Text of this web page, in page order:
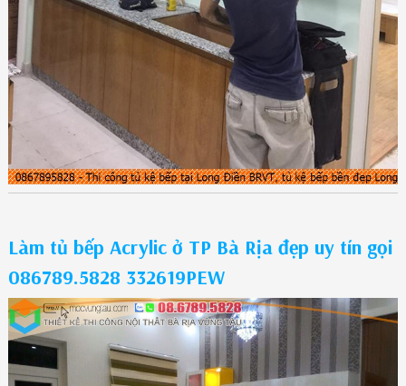
Làm tủ bếp Acrylic ở TP Bà Rịa đẹp uy tín gọi
086789.5828 332619PEW